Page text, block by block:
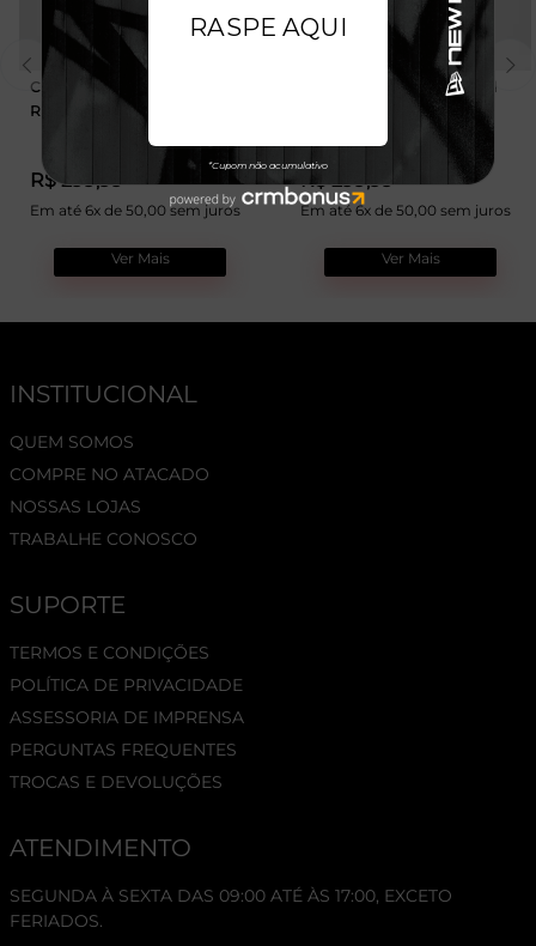
Camiseta New Era Branded
Regular
R$ 299,99
Em até 6x de 50,00 sem juros
Ver Mais
Camiseta New Era Branded
R$ 299,99
Em até 6x de 50,00 sem juros
Ver Mais
INSTITUCIONAL
QUEM SOMOS
COMPRE NO ATACADO
NOSSAS LOJAS
TRABALHE CONOSCO
SUPORTE
TERMOS E CONDIÇÕES
POLÍTICA DE PRIVACIDADE
ASSESSORIA DE IMPRENSA
PERGUNTAS FREQUENTES
TROCAS E DEVOLUÇÕES
ATENDIMENTO
SEGUNDA À SEXTA DAS 09:00 ATÉ ÀS 17:00, EXCETO
FERIADOS.